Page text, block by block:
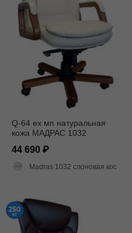
Q-64 ех мп натуральная
кожа МАДРАС 1032
44 690
Madras 1032 слоновая кость матовый